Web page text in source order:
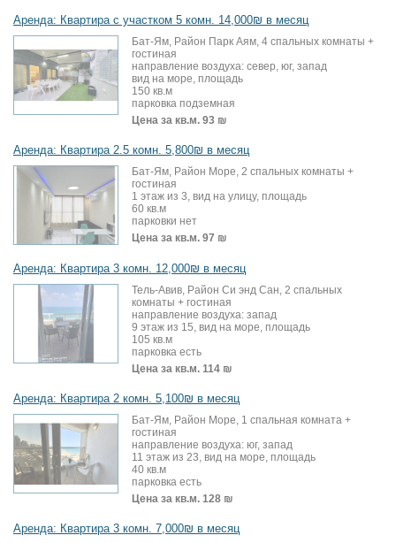
Аренда: Квартира с участком 5 комн. 14,000₪ в месяц
Бат-Ям, Район Парк Аям, 4 спальных комнаты +
гостиная
направление воздуха: север, юг, запад
вид на море, площадь
150 кв.м
парковка подземная
Цена за кв.м. 93 ₪
Аренда: Квартира 2.5 комн. 5,800₪ в месяц
Бат-Ям, Район Море, 2 спальных комнаты +
гостиная
1 этаж из 3, вид на улицу, площадь
60 кв.м
парковки нет
Цена за кв.м. 97 ₪
Аренда: Квартира 3 комн. 12,000₪ в месяц
Тель-Авив, Район Си энд Сан, 2 спальных
комнаты + гостиная
направление воздуха: запад
9 этаж из 15, вид на море, площадь
105 кв.м
парковка есть
Цена за кв.м. 114 ₪
Аренда: Квартира 2 комн. 5,100₪ в месяц
Бат-Ям, Район Море, 1 спальная комната +
гостиная
направление воздуха: юг, запад
11 этаж из 23, вид на море, площадь
40 кв.м
парковка есть
Цена за кв.м. 128 ₪
Аренда: Квартира 3 комн. 7,000₪ в месяц